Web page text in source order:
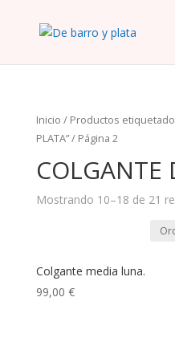
Inicio / Productos
PLATA”/ Página 2
COLGANTE
Mostrando 10–18 de 21
Colgante media luna.
99,00 €